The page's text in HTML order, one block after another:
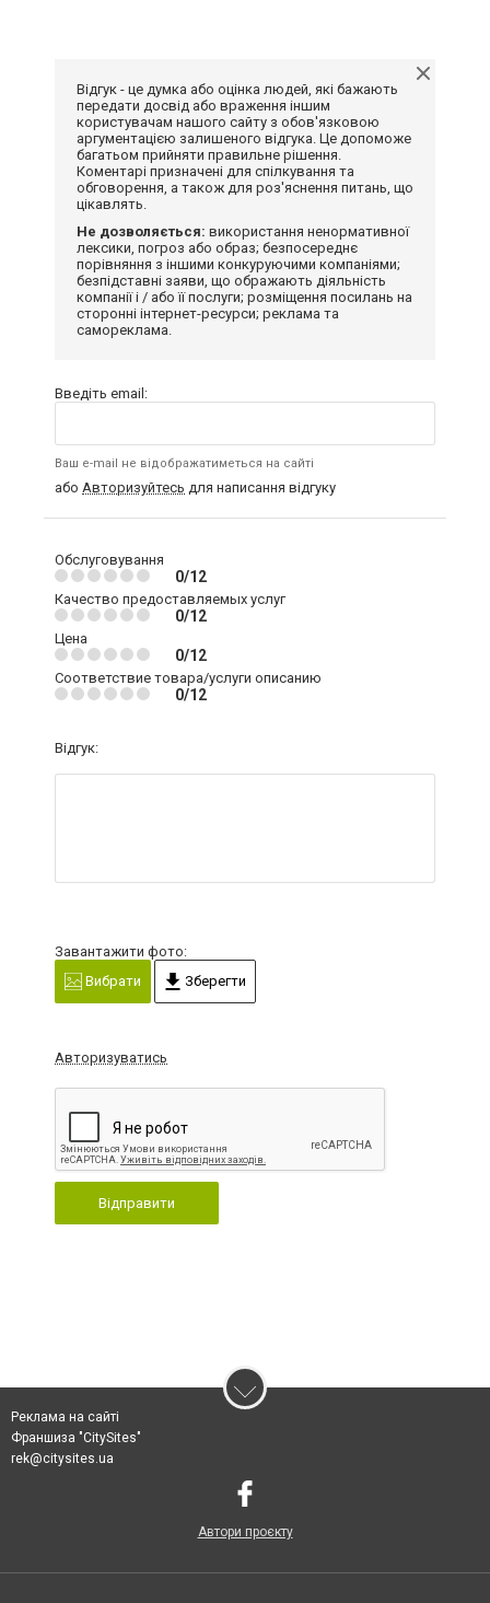
Відгук - це думка або оцінка людей, які бажають
передати досвід або враження іншим
користувачам нашого сайту з обов'язковою
аргументацією залишеного відгука. Це допоможе
багатьом прийняти правильне рішення.
Коментарі призначені для спілкування та
обговорення, а також для роз'яснення питань, що
цікавлять.
Не дозволяється: використання ненормативної
лексики, погроз або образ; безпосереднє
порівняння з іншими конкуруючими компаніями;
безпідставні заяви, що ображають діяльність
компанії і / або її послуги; розміщення посилань на
сторонні інтернет-ресурси; реклама та
самореклама.
Введіть email:
Ваш e-mail не відображатиметься на сайті
або Авторизуйтесь для написання відгуку
Обслуговування
0/12
Качество предоставляемых услуг
0/12
Цена
0/12
Соответствие товара/услуги описанию
0/12
Відгук:
Завантажити фото:
Вибрати
Зберегти
Авторизуватись
Відправити
Реклама на сайті
Франшиза "CitySites"
rek@citysites.ua
Автори проєкту